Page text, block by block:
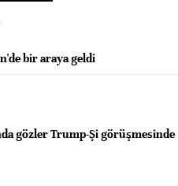
bir araya geldi
gözler Trump-Şi görüşmesinde